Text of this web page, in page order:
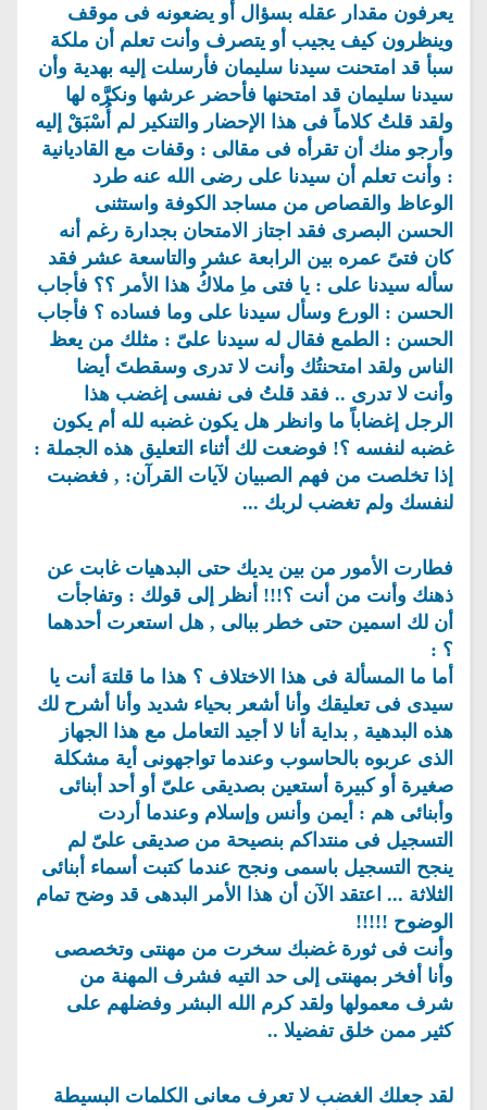
يعرفون مقدار عقله بسؤال أو يضعونه فى موقف
وينظرون كيف يجيب أو يتصرف وأنت تعلم أن ملكة
سبأ قد امتحنت سيدنا سليمان فأرسلت إليه بهدية وأن
سيدنا سليمان قد امتحنها فأحضر عرشها ونكرَّه لها
ولقد قلتُ كلاماً فى هذا الإحضار والتنكير لم أُسْبَقْ إليه
وأرجو منك أن تقرأه فى مقالى : وقفات مع القاديانية
: وأنت تعلم أن سيدنا على رضى الله عنه طرد
الوعاظ والقصاص من مساجد الكوفة واستثنى
الحسن البصرى فقد اجتاز الامتحان بجدارة رغم أنه
كان فتىً عمره بين الرابعة عشر والتاسعة عشر فقد
سأله سيدنا على : يا فتى ماِ ملاكُ هذا الأمر ؟؟ فأجاب
الحسن : الورع وسأل سيدنا على وما فساده ؟ فأجاب
الحسن : الطمع فقال له سيدنا علىّ : مثلك من يعظ
الناس ولقد امتحنتُك وأنت لا تدرى وسقطتَ أيضا
وأنت لا تدرى .. فقد قلتُ فى نفسى إغضب هذا
الرجل إغضاباً ما وانظر هل يكون غضبه لله أم يكون
غضبه لنفسه ؟! فوضعت لك أثناء التعليق هذه الجملة :
إذا تخلصت من فهم الصبيان لآيات القرآن: , فغضبت
لنفسك ولم تغضب لربك ...
فطارت الأمور من بين يديك حتى البدهيات غابت عن
ذهنك وأنت من أنت ؟!!! أنظر إلى قولك : وتفاجأت
أن لك اسمين حتى خطر ببالى , هل استعرت أحدهما
؟ :
أما ما المسألة فى هذا الاختلاف ؟ هذا ما قلتهَ أنت يا
سيدى فى تعليقك وأنا أشعر بحياء شديد وأنا أشرح لك
هذه البدهية , بداية أنا لا أجيد التعامل مع هذا الجهاز
الذى عربوه بالحاسوب وعندما تواجهونى أية مشكلة
صغيرة أو كبيرة أستعين بصديقى علىّ أو أحد أبنائى
وأبنائى هم : أيمن وأنس وإسلام وعندما أردت
التسجيل فى منتداكم بنصيحة من صديقى علىّ لم
ينجح التسجيل باسمى ونجح عندما كتبت أسماء أبنائى
الثلاثة ... اعتقد الآن أن هذا الأمر البدهى قد وضح تمام
الوضوح !!!!!
وأنت فى ثورة غضبك سخرت من مهنتى وتخصصى
وأنا أفخر بمهنتى إلى حد التيه فشرف المهنة من
شرف معمولها ولقد كرم الله البشر وفضلهم على
كثير ممن خلق تفضيلا ..
لقد جعلك الغضب لا تعرف معانى الكلمات البسيطة